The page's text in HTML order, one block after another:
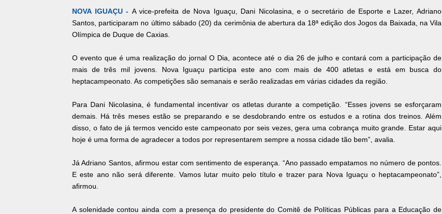
NOVA IGUAÇU - A vice-prefeita de Nova Iguaçu, Dani Nicolasina, e o secretário de Esporte e Lazer, Adriano
Santos, participaram no último sábado (20) da cerimônia de abertura da 18ª edição dos Jogos da Baixada, na Vila
Olímpica de Duque de Caxias.
O evento que é uma realização do jornal O Dia, acontece até o dia 26 de julho e contará com a participação de
mais de três mil jovens. Nova Iguaçu participa este ano com mais de 400 atletas e está em busca do
heptacampeonato. As competições são semanais e serão realizadas em várias cidades da região.
Para Dani Nicolasina, é fundamental incentivar os atletas durante a competição. “Esses jovens se esforçaram
demais. Há três meses estão se preparando e se desdobrando entre os estudos e a rotina dos treinos. Além
disso, o fato de já termos vencido este campeonato por seis vezes, gera uma cobrança muito grande. Estar aqui
hoje é uma forma de agradecer a todos por representarem sempre a nossa cidade tão bem”, avalia.
Já Adriano Santos, afirmou estar com sentimento de esperança. “Ano passado empatamos no número de pontos.
E este ano não será diferente. Vamos lutar muito pelo título e trazer para Nova Iguaçu o heptacampeonato”,
afirmou.
A solenidade contou ainda com a presença do presidente do Comitê de Políticas Públicas para a Educação de